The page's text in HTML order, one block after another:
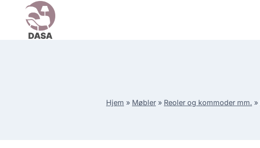
content
Hjem » Møbler » Reoler og kommoder mm. »